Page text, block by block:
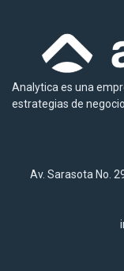
Analytica es una
estrategias de
Av. Sarasota No.